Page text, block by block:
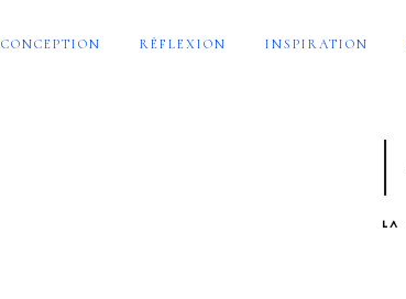
CONCEPTION RÉFLEXION INSPIRATION